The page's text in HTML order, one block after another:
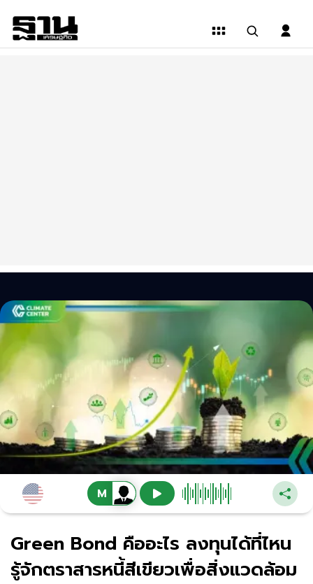
Green Bond คืออะไร ลงทุนได้ที่ไหน
รู้จักตราสารหนี้สีเขียวเพื่อสิ่งแวดล้อม